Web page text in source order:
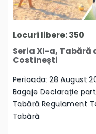
Locuri libere: 350
Seria XI-a, Tabără
Costinești
Perioada: 28 August
Bagaje Declarație
Tabără Regulament
Tabără